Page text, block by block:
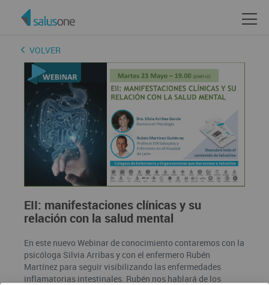
VOLVER
EII: manifestaciones clínicas y su
relación con la salud mental
En este nuevo Webinar de conocimiento contaremos con la
psicóloga Silvia Arribas y con el enfermero Rubén
Martínez para seguir visibilizando las enfermedades
inflamatorias intestinales. Rubén nos hablará de los